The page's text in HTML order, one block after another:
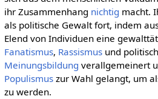
ihr Zusammenhang nichtig macht.
als politische Gewalt fort, indem
Elend von Individuen eine
Fanatismus, Rassismusund
Meinungsbildung verallgemeinert
Populismuszur Wahl gelangt, um
zu werden.